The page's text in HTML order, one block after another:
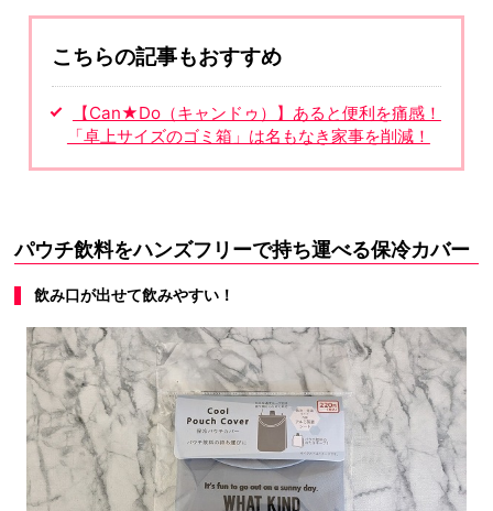
こちらの記事もおすすめ
【Can★Do（キャンドゥ）】あると便利を痛感！
「卓上サイズのゴミ箱」は名もなき家事を削減！
パウチ飲料をハンズフリーで持ち運べる保冷カバー
飲み口が出せて飲みやすい！